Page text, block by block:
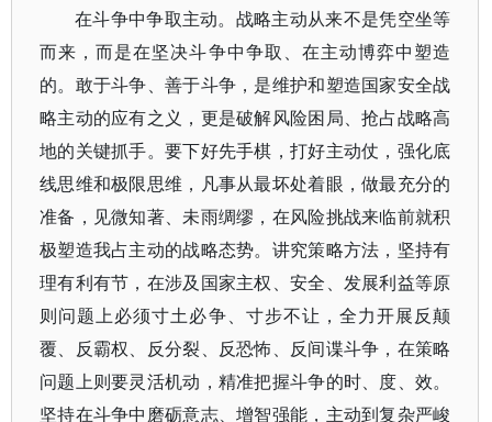
在斗争中争取主动。战略主动从来不是凭空坐等
而来，而是在坚决斗争中争取、在主动博弈中塑造
的。敢于斗争、善于斗争，是维护和塑造国家安全战
略主动的应有之义，更是破解风险困局、抢占战略高
地的关键抓手。要下好先手棋，打好主动仗，强化底
线思维和极限思维，凡事从最坏处着眼，做最充分的
准备，见微知著、未雨绸缪，在风险挑战来临前就积
极塑造我占主动的战略态势。讲究策略方法，坚持有
理有利有节，在涉及国家主权、安全、发展利益等原
则问题上必须寸土必争、寸步不让，全力开展反颠
覆、反霸权、反分裂、反恐怖、反间谍斗争，在策略
问题上则要灵活机动，精准把握斗争的时、度、效。
坚持在斗争中磨砺意志、增智强能，主动到复杂严峻